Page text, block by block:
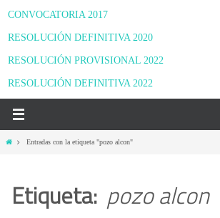
CONVOCATORIA 2017
RESOLUCIÓN DEFINITIVA 2020
RESOLUCIÓN PROVISIONAL 2022
RESOLUCIÓN DEFINITIVA 2022
InicioEntradas con la etiqueta "pozo alcon"
Etiqueta: pozo alcon